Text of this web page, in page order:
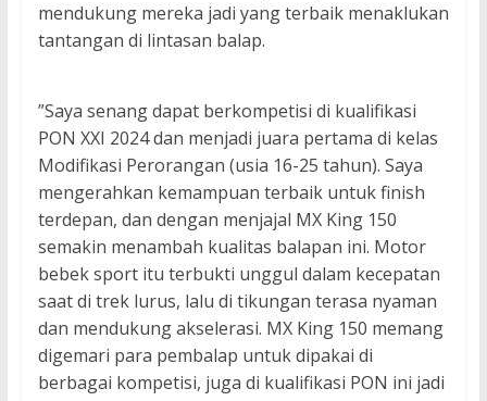
mendukung mereka jadi yang terbaik menaklukan
tantangan di lintasan balap.
”Saya senang dapat berkompetisi di kualifikasi
PON XXI 2024 dan menjadi juara pertama di kelas
Modifikasi Perorangan (usia 16-25 tahun). Saya
mengerahkan kemampuan terbaik untuk finish
terdepan, dan dengan menjajal MX King 150
semakin menambah kualitas balapan ini. Motor
bebek sport itu terbukti unggul dalam kecepatan
saat di trek lurus, lalu di tikungan terasa nyaman
dan mendukung akselerasi. MX King 150 memang
digemari para pembalap untuk dipakai di
berbagai kompetisi, juga di kualifikasi PON ini jadi